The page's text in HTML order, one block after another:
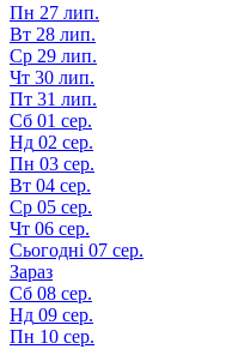
Пн 27 лип.
Вт 28 лип.
Ср 29 лип.
Чт 30 лип.
Пт 31 лип.
Сб 01 сер.
Нд 02 сер.
Пн 03 сер.
Вт 04 сер.
Ср 05 сер.
Чт 06 сер.
Сьогодні 07 сер.
Зараз
Сб 08 сер.
Нд 09 сер.
Пн 10 сер.